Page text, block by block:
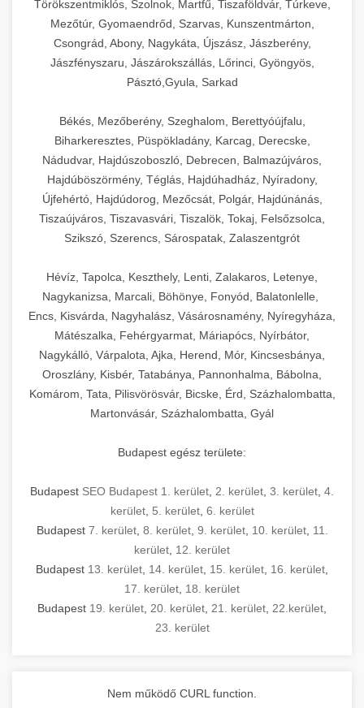
Törökszentmiklós, Szolnok, Martfű, Tiszaföldvár, Túrkeve,
Mezőtúr, Gyomaendrőd, Szarvas, Kunszentmárton,
Csongrád, Abony, Nagykáta, Újszász, Jászberény,
Jászfényszaru, Jászárokszállás, Lőrinci, Gyöngyös,
Pásztó,Gyula, Sarkad
Békés, Mezőberény, Szeghalom, Berettyóújfalu,
Biharkeresztes, Püspökladány, Karcag, Derecske,
Nádudvar, Hajdúszoboszló, Debrecen, Balmazújváros,
Hajdúböszörmény, Téglás, Hajdúhadház, Nyíradony,
Újfehértó, Hajdúdorog, Mezőcsát, Polgár, Hajdúnánás,
Tiszaújváros, Tiszavasvári, Tiszalök, Tokaj, Felsőzsolca,
Szikszó, Szerencs, Sárospatak, Zalaszentgrót
Hévíz, Tapolca, Keszthely, Lenti, Zalakaros, Letenye,
Nagykanizsa, Marcali, Böhönye, Fonyód, Balatonlelle,
Encs, Kisvárda, Nagyhalász, Vásárosnamény, Nyíregyháza,
Mátészalka, Fehérgyarmat, Máriapócs, Nyírbátor,
Nagykálló, Várpalota, Ajka, Herend, Mór, Kincsesbánya,
Oroszlány, Kisbér, Tatabánya, Pannonhalma, Bábolna,
Komárom, Tata, Pilisvörösvár, Bicske, Érd, Százhalombatta,
Martonvásár, Százhalombatta, Gyál
Budapest egész területe:
Budapest SEO Budapest 1. kerület 2. kerület 3. kerület 4.
kerület, 5. kerület, 6. kerület
Budapest 7. kerület, 8. kerület, 9. kerület, 10. kerület, 11.
kerület 12. kerület
Budapest 13. kerület 14. kerület 15. kerület 16. kerület
17. kerület 18. kerület
Budapest 19. kerület 20. kerület 21. kerület 22.kerület
23. kerület
Nem működő CURL function.